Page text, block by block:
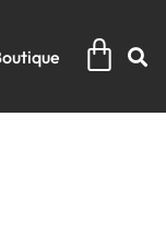
Panier